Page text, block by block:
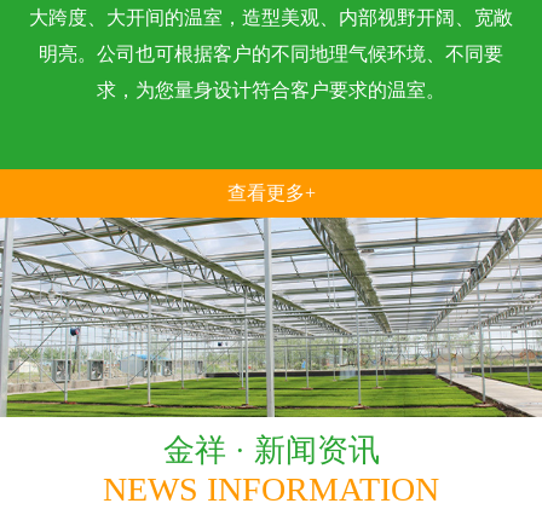
大跨度、大开间的温室，造型美观、内部视野开阔、宽敞
明亮。公司也可根据客户的不同地理气候环境、不同要
求，为您量身设计符合客户要求的温室。
查看更多+
金祥 · 新闻资讯
NEWS INFORMATION